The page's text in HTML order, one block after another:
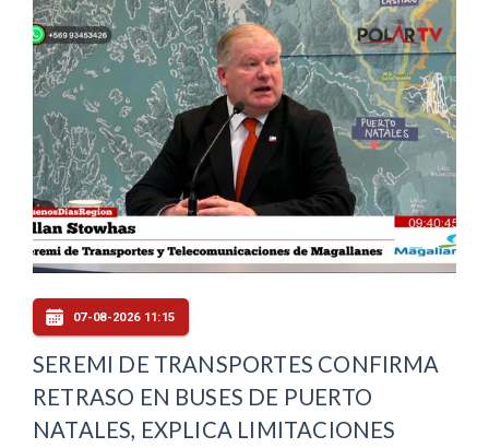
07-08-2026 11:15
SEREMI DE TRANSPORTES CONFIRMA
RETRASO EN BUSES DE PUERTO
NATALES, EXPLICA LIMITACIONES